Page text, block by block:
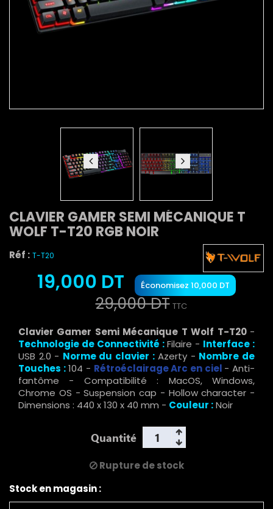
CLAVIER GAMER SEMI MÉCANIQUE T
WOLF T-T20 RGB NOIR
Réf : T-T20
19,000 DT Économisez 10,000 DT
29,000 DT TTC
Clavier Gamer Semi Mécanique T Wolf T-T20 -
Technologie de Connectivité :Filaire - Interface :
USB 2.0 - Norme du clavier :Azerty - Nombre de
Touches :104 - Rétroéclairage Arc en ciel - Anti-
fantôme - Compatibilité : MacOS, Windows,
Chrome OS - Suspension cap - Hollow character -
Dimensions : ‎440 x 130 x 40 mm - Couleur :Noir
Quantité
Rupture de stock
Stock en magasin :